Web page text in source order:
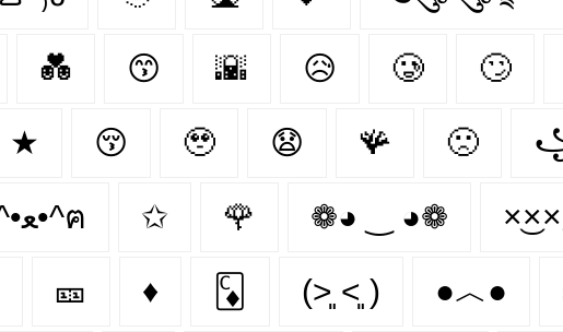
💑 😙 🌇 😥 🥲 🙄
★ 😚 🥹 😧 🪸 🙁
ฅ^•ﻌ•^ฅ ✩ 🌹 ❁◕ ‿ ◕❁
🎫 ♦️ 🃌 (˃͈ ˂͈ ) ●︿●